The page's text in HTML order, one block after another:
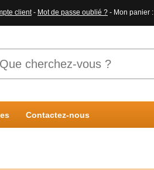
client- Mot de passe oublié ? - Mon panier :
Contactez-nous